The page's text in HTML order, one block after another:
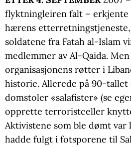
flyktningleiren falt –
hærens
soldatene fra Fatah al-Islam
medlemmer av Al-Qaida.
organisasjonens røtter i
historie. Allerede på 90-tallet
domstoler «salafister» (se
opprette terroristceller
Aktivistene som ble dømt var
hadde fulgt i fotsporene til